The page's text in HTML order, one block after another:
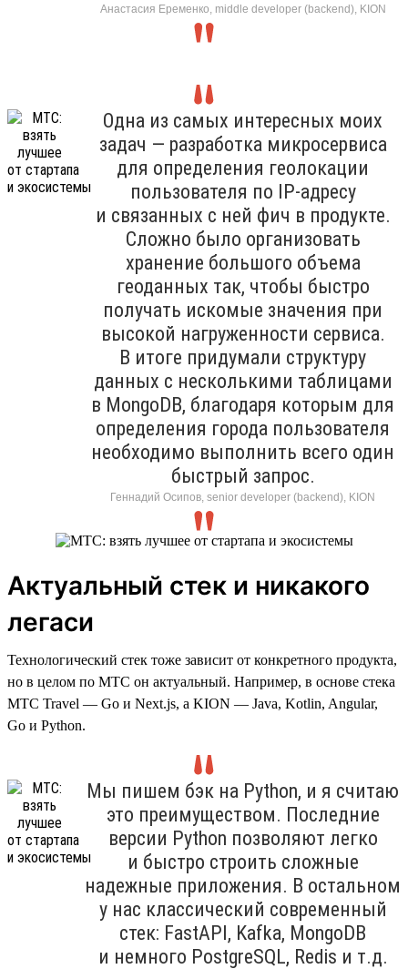
Анастасия Еременко, middle developer (backend), KION
Одна из самых интересных моих
задач — разработка микросервиса
для определения геолокации
пользователя по IP-адресу
и связанных с ней фич в продукте.
Сложно было организовать
хранение большого объема
геоданных так, чтобы быстро
получать искомые значения при
высокой нагруженности сервиса.
В итоге придумали структуру
данных с несколькими таблицами
в MongoDB, благодаря которым для
определения города пользователя
необходимо выполнить всего один
быстрый запрос.
Геннадий Осипов, senior developer (backend), KION
Актуальный стек и никакого
легаси
Технологический стек тоже зависит от конкретного продукта,
но в целом по МТС он актуальный. Например, в основе стека
МТС Travel — Go и Next.js, а KION — Java, Kotlin, Angular,
Go и Python.
Мы пишем бэк на Python, и я считаю
это преимуществом. Последние
версии Python позволяют легко
и быстро строить сложные
надежные приложения. В остальном
у нас классический современный
стек: FastAPI, Kafka, MongoDB
и немного PostgreSQL, Redis и т.д.